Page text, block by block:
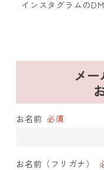
インスタグラムの
メ
お名前 必須
お名前（フリガナ）